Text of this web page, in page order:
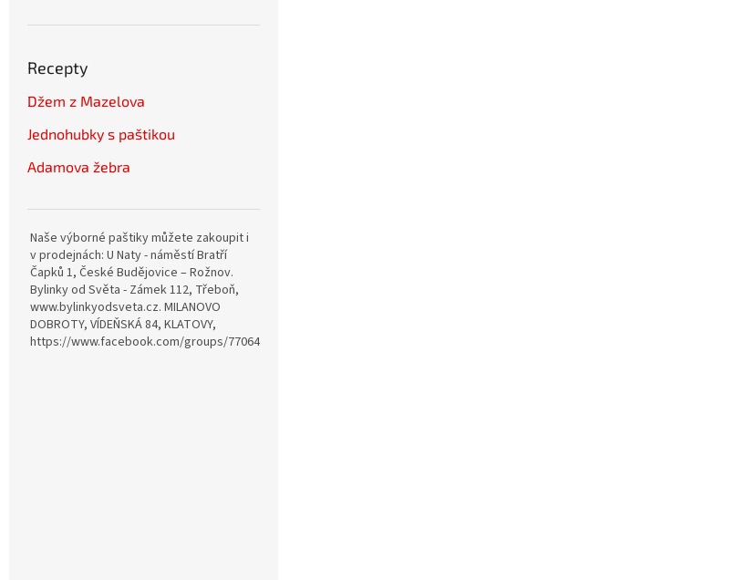
Recepty
Džem z Mazelova
Jednohubky s paštikou
Adamova žebra
Naše výborné paštiky můžete zakoupit i
v prodejnách: U Naty - náměstí Bratří
Čapků 1, České Budějovice – Rožnov.
Bylinky od Světa - Zámek 112, Třeboň,
www.bylinkyodsveta.cz. MILANOVO
DOBROTY, VÍDEŇSKÁ 84, KLATOVY,
https://www.facebook.com/groups/770642815057689